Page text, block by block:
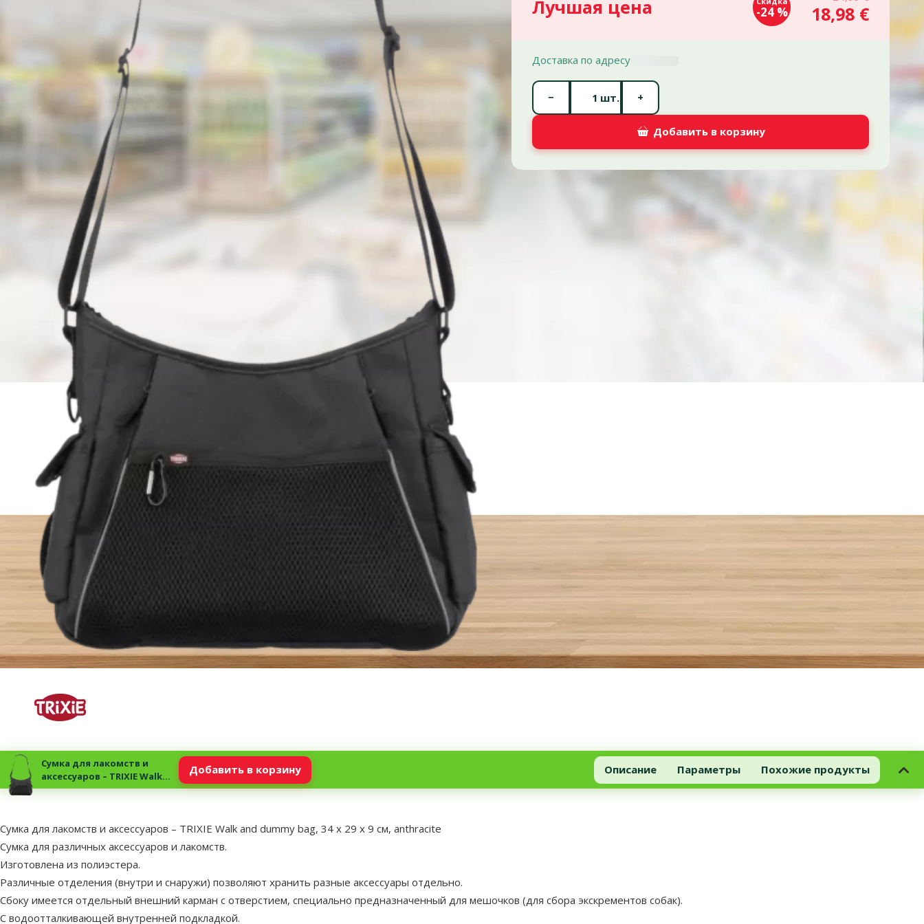
Лучшая цена -24 % 18,98 €
Доставка по адресу
шт.
− +
Добавить в корзину
Сумка для лакомств и
аксессуаров – TRIXIE Walk
and dummy bag, 34 x 29 x 9
Добавить в корзину Описание Параметры Похожие продукты
superzoo.product.detail.content
Сумка для лакомств и аксессуаров – TRIXIE Walk and dummy bag, 34 x 29 x 9 см, anthracite
Сумка для различных аксессуаров и лакомств.
Изготовлена из полиэстера.
Различные отделения (внутри и снаружи) позволяют хранить разные аксессуары отдельно.
Сбоку имеется отдельный внешний карман с отверстием, специально предназначенный для мешочков (для сбора экскрементов собак).
С водоотталкивающей внутренней подкладкой.